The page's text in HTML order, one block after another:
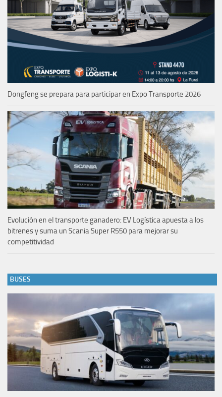
Dongfeng se prepara para participar en Expo Transporte 2026
Evolución en el transporte ganadero: EV Logística apuesta a los
bitrenes y suma un Scania Super R550 para mejorar su
competitividad
BUSES